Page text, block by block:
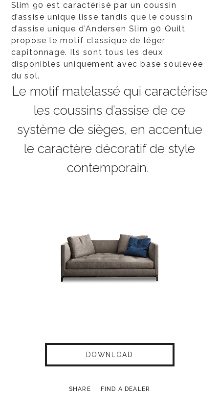
Slim 90 est caractérisé par un coussin
d’assise unique lisse tandis que le coussin
d’assise unique d’Andersen Slim 90 Quilt
propose le motif classique de léger
capitonnage. Ils sont tous les deux
disponibles uniquement avec base soulevée
du sol.
Le motif matelassé qui caractérise
les coussins d’assise de ce
système de sièges, en accentue
le caractère décoratif de style
contemporain.
DOWNLOAD
SHARE FIND A DEALER